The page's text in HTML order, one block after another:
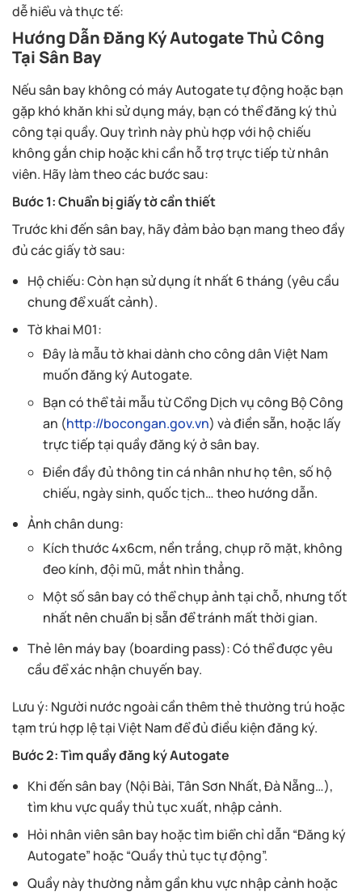
dễ hiểu và thực tế:
Hướng Dẫn Đăng Ký Autogate Thủ Công
Tại Sân Bay
Nếu sân bay không có máy Autogate tự động hoặc bạn
gặp khó khăn khi sử dụng máy, bạn có thể đăng ký thủ
công tại quầy. Quy trình này phù hợp với hộ chiếu
không gắn chip hoặc khi cần hỗ trợ trực tiếp từ nhân
viên. Hãy làm theo các bước sau:
Bước 1: Chuẩn bị giấy tờ cần thiết
Trước khi đến sân bay, hãy đảm bảo bạn mang theo đầy
đủ các giấy tờ sau:
Hộ chiếu: Còn hạn sử dụng ít nhất 6 tháng (yêu cầu
chung để xuất cảnh).
Tờ khai M01:
Đây là mẫu tờ khai dành cho công dân Việt Nam
muốn đăng ký Autogate.
Bạn có thể tải mẫu từ Cổng Dịch vụ công Bộ Công
an (http://bocongan.gov.vn) và điền sẵn, hoặc lấy
trực tiếp tại quầy đăng ký ở sân bay.
Điền đầy đủ thông tin cá nhân như họ tên, số hộ
chiếu, ngày sinh, quốc tịch… theo hướng dẫn.
Ảnh chân dung:
Kích thước 4x6cm, nền trắng, chụp rõ mặt, không
đeo kính, đội mũ, mắt nhìn thẳng.
Một số sân bay có thể chụp ảnh tại chỗ, nhưng tốt
nhất nên chuẩn bị sẵn để tránh mất thời gian.
Thẻ lên máy bay (boarding pass): Có thể được yêu
cầu để xác nhận chuyến bay.
Lưu ý: Người nước ngoài cần thêm thẻ thường trú hoặc
tạm trú hợp lệ tại Việt Nam để đủ điều kiện đăng ký.
Bước 2: Tìm quầy đăng ký Autogate
Khi đến sân bay (Nội Bài, Tân Sơn Nhất, Đà Nẵng…),
tìm khu vực quầy thủ tục xuất, nhập cảnh.
Hỏi nhân viên sân bay hoặc tìm biển chỉ dẫn “Đăng ký
Autogate” hoặc “Quầy thủ tục tự động”.
Quầy này thường nằm gần khu vực nhập cảnh hoặc